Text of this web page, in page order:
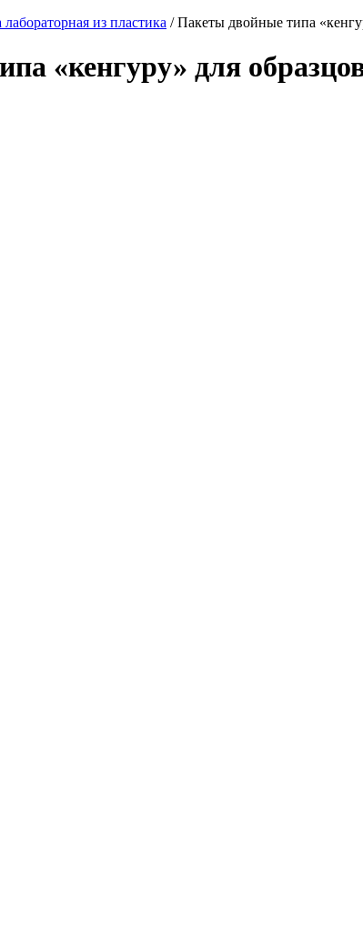
из пластика / Пакеты двойные типа
«кенгуру» для